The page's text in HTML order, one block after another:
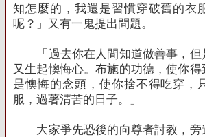
知怎麼的，我還是習慣穿破舊的衣
呢？」又有一鬼提出問題。
「過去你在人間知道做善事，但
又生起懊悔心。布施的功德，使你
是懊悔的念頭，使你捨不得吃穿，
服，過著清苦的日子。」
大家爭先恐後的向尊者討教，旁